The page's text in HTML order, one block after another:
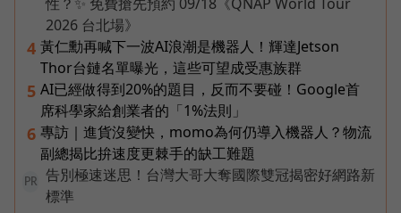
2026 台北場》
4 黃仁勳再喊下一波AI浪潮是機器人！輝達Jetson
Thor台鏈名單曝光，這些可望成受惠族群
5 AI已經做得到20%的題目，反而不要碰！Google首
席科學家給創業者的「1%法則」
6 專訪｜進貨沒變快，momo為何仍導入機器人？物流
副總揭比拚速度更棘手的缺工難題
PR
告別極速迷思！台灣大哥大奪國際雙冠揭密好網路新
標準